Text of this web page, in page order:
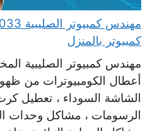
كمبيوتر بالمنزل
مهندس كمبيوتر الصليبية
أعطال الكومبيوترات من
الشاشة السوداء ، تعطيل
الرسومات ، مشاكل وحدات